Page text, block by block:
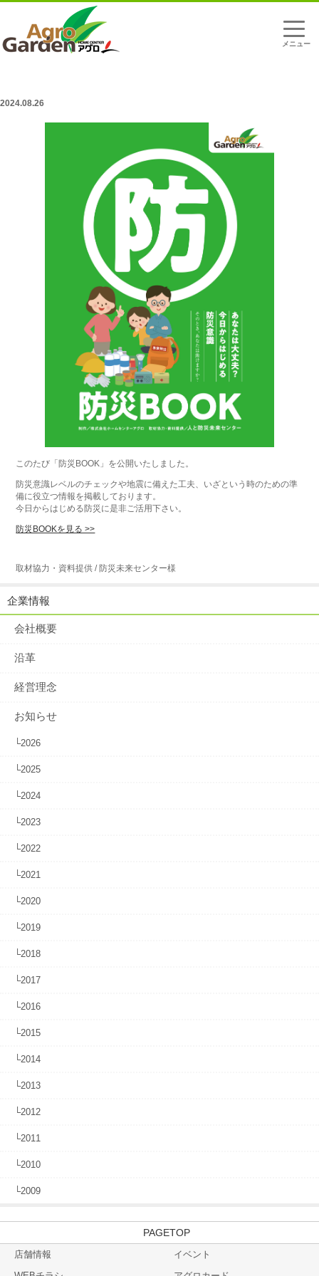
t
o
g
2024.08.26
このたび「防災BOOK」を公開いたしました。
防災意識レベルのチェックや地震に備えた工夫、いざという時のための準
備に役立つ情報を掲載しております。
今日からはじめる防災に是非ご活用下さい。
防災BOOKを見る >>
取材協力・資料提供 / 防災未来センター様
企業情報
会社概要
沿革
経営理念
お知らせ
└2026
└2025
└2024
└2023
└2022
└2021
└2020
└2019
└2018
└2017
└2016
└2015
└2014
└2013
└2012
└2011
└2010
└2009
TOP
店舗情報
イベント